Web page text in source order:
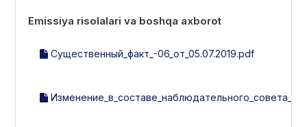
Emissiya risolalari va boshqa axborot
Существенный_факт_-06_от_05.07.2019.pdf